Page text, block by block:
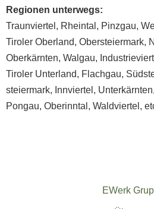
Regionen unterwegs:
Traunviertel , Rheintal , Pinzgau,
Tiroler Oberland, Ober­steiermark,
Oberkärnten, Walgau,
Tiroler Unterland, Flachgau,
steiermark, Innviertel , Unterkärnten,
Pongau, Oberinntal , Waldviertel ,
EWerk